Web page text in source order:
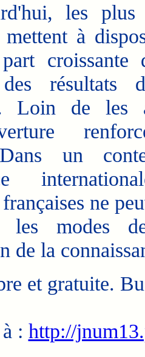
les plus
mettent à
croissante
résultats
Loin de les
un
ne
les modes
de la
et gratuite.
: http://